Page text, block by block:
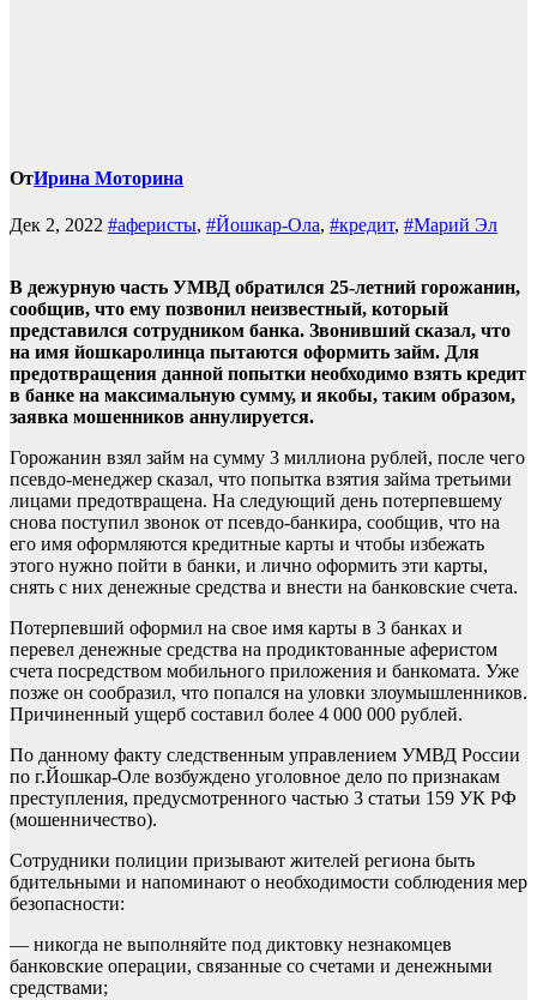
ОтИрина Моторина
Дек 2, 2022 #аферисты, #Йошкар-Ола, #кредит, #Марий Эл
В дежурную часть УМВД обратился 25-летний горожанин,
сообщив, что ему позвонил неизвестный, который
представился сотрудником банка. Звонивший сказал, что
на имя йошкаролинца пытаются оформить займ. Для
предотвращения данной попытки необходимо взять кредит
в банке на максимальную сумму, и якобы, таким образом,
заявка мошенников аннулируется.
Горожанин взял займ на сумму 3 миллиона рублей, после чего
псевдо-менеджер сказал, что попытка взятия займа третьими
лицами предотвращена. На следующий день потерпевшему
снова поступил звонок от псевдо-банкира, сообщив, что на
его имя оформляются кредитные карты и чтобы избежать
этого нужно пойти в банки, и лично оформить эти карты,
снять с них денежные средства и внести на банковские счета.
Потерпевший оформил на свое имя карты в 3 банках и
перевел денежные средства на продиктованные аферистом
счета посредством мобильного приложения и банкомата. Уже
позже он сообразил, что попался на уловки злоумышленников.
Причиненный ущерб составил более 4 000 000 рублей.
По данному факту следственным управлением УМВД России
по г.Йошкар-Оле возбуждено уголовное дело по признакам
преступления, предусмотренного частью 3 статьи 159 УК РФ
(мошенничество).
Сотрудники полиции призывают жителей региона быть
бдительными и напоминают о необходимости соблюдения мер
безопасности:
— никогда не выполняйте под диктовку незнакомцев
банковские операции, связанные со счетами и денежными
средствами;